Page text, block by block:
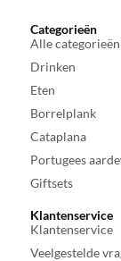
Categorieën
Alle categorieën
Drinken
Eten
Borrelplank
Cataplana
Portugees
Giftsets
Klantenservice
Klantenservice
Veelgestelde